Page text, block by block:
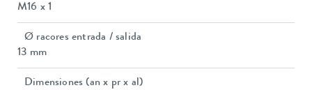
M16 x 1
Ø racores entrada / salida
13 mm
Dimensiones (an x pr x al)